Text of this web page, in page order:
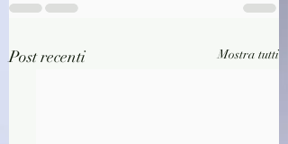
Post recenti Mostra tutti